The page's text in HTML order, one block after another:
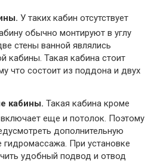
У таких кабин отсутствует
обычно монтируют в углу
стены ванной являлись
кабины. Такая кабина стоит
что состоит из поддона и двух
кабины. Такая кабина кроме
еще и потолок. Поэтому
дополнительную
При установке
удобный подвод и отвод